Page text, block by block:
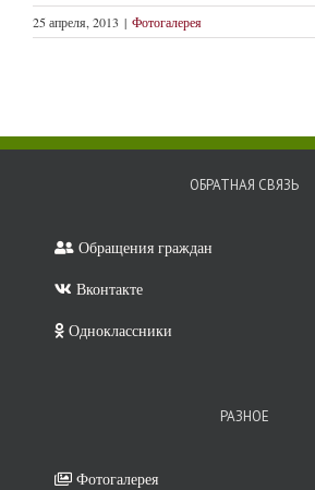
25 апреля, 2013 | Фотогалерея
ОБРАТНАЯ СВЯЗЬ
Обращения граждан
Вконтакте
Одноклассники
РАЗНОЕ
Фотогалерея